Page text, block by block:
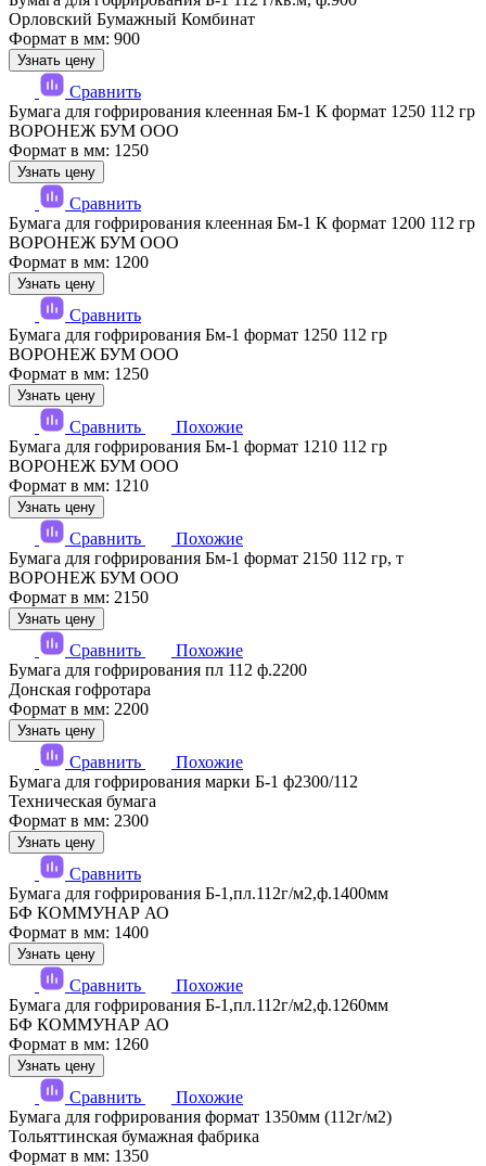
Орловский Бумажный Комбинат
Формат в мм: 900
Узнать цену
Сравнить
Бумага для гофрирования клеенная Бм-1 К формат 1250 112 гр
ВОРОНЕЖ БУМ ООО
Формат в мм: 1250
Узнать цену
Сравнить
Бумага для гофрирования клеенная Бм-1 К формат 1200 112 гр
ВОРОНЕЖ БУМ ООО
Формат в мм: 1200
Узнать цену
Сравнить
Бумага для гофрирования Бм-1 формат 1250 112 гр
ВОРОНЕЖ БУМ ООО
Формат в мм: 1250
Узнать цену
Сравнить
Похожие
Бумага для гофрирования Бм-1 формат 1210 112 гр
ВОРОНЕЖ БУМ ООО
Формат в мм: 1210
Узнать цену
Сравнить
Похожие
Бумага для гофрирования Бм-1 формат 2150 112 гр, т
ВОРОНЕЖ БУМ ООО
Формат в мм: 2150
Узнать цену
Сравнить
Похожие
Бумага для гофрирования пл 112 ф.2200
Донская гофротара
Формат в мм: 2200
Узнать цену
Сравнить
Похожие
Бумага для гофрирования марки Б-1 ф2300/112
Техническая бумага
Формат в мм: 2300
Узнать цену
Сравнить
Бумага для гофрирования Б-1,пл.112г/м2,ф.1400мм
БФ КОММУНАР АО
Формат в мм: 1400
Узнать цену
Сравнить
Похожие
Бумага для гофрирования Б-1,пл.112г/м2,ф.1260мм
БФ КОММУНАР АО
Формат в мм: 1260
Узнать цену
Сравнить
Похожие
Бумага для гофрирования формат 1350мм (112г/м2)
Тольяттинская бумажная фабрика
Формат в мм: 1350